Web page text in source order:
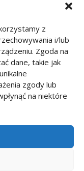
z
i/lub
Zgoda na
dane, takie jak
zgody lub
na niektóre
(10)